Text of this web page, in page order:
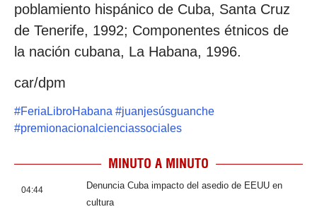
poblamiento hispánico de Cuba, Santa Cruz
de Tenerife, 1992; Componentes étnicos de
la nación cubana, La Habana, 1996.
car/dpm
#FeriaLibroHabana #juanjesúsguanche
#premionacionalcienciassociales
MINUTO A MINUTO
04:44
Denuncia Cuba impacto del asedio de EEUU en
cultura